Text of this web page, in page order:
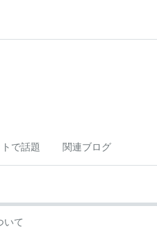
で話題 関連ブログ
いて